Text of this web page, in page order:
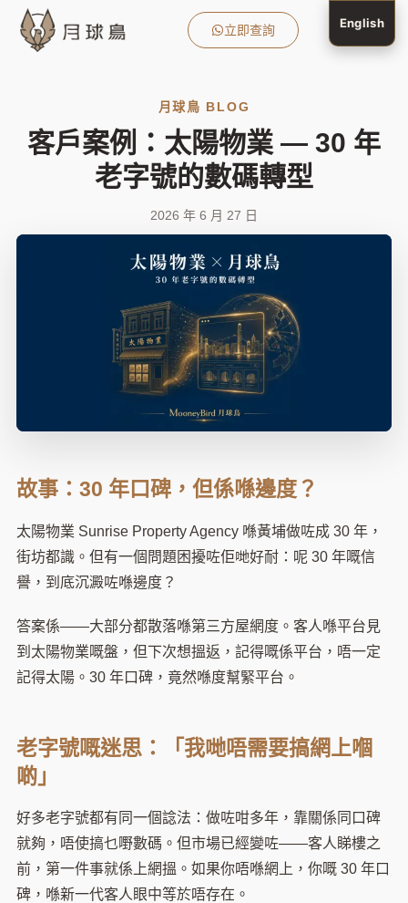
立即查詢
月球鳥 BLOG
客戶案例：太陽物業 — 30 年
老字號的數碼轉型
2026 年 6 月 27 日
故事：30 年口碑，但係喺邊度？
太陽物業 Sunrise Property Agency 喺黃埔做咗成 30 年，
街坊都識。但有一個問題困擾咗佢哋好耐：呢 30 年嘅信
譽，到底沉澱咗喺邊度？
答案係——大部分都散落喺第三方屋網度。客人喺平台見
到太陽物業嘅盤，但下次想搵返，記得嘅係平台，唔一定
記得太陽。30 年口碑，竟然喺度幫緊平台。
老字號嘅迷思：「我哋唔需要搞網上嗰
啲」
好多老字號都有同一個諗法：做咗咁多年，靠關係同口碑
就夠，唔使搞乜嘢數碼。但市場已經變咗——客人睇樓之
前，第一件事就係上網搵。如果你唔喺網上，你嘅 30 年口
碑，喺新一代客人眼中等於唔存在。
English